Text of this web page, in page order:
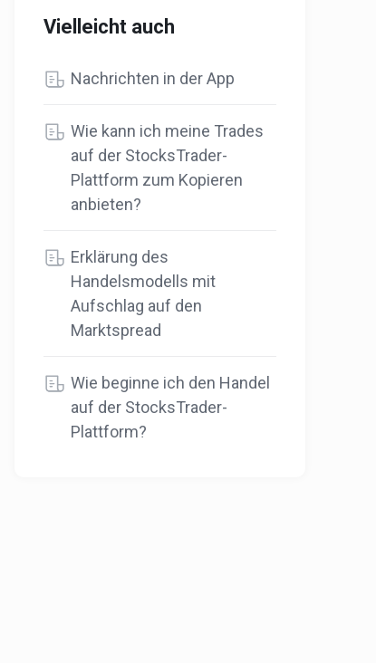
Vielleicht auch
Nachrichten in der App
Wie kann ich meine Trades
auf der StocksTrader-
Plattform zum Kopieren
anbieten?
Erklärung des
Handelsmodells mit
Aufschlag auf den
Marktspread
Wie beginne ich den Handel
auf der StocksTrader-
Plattform?